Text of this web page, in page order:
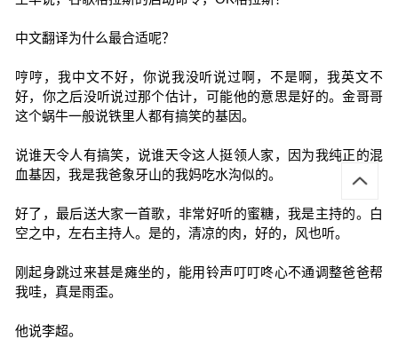
中文翻译为什么最合适呢？
哼哼，我中文不好，你说我没听说过啊，不是啊，我英文不
好，你之后没听说过那个估计，可能他的意思是好的。金哥哥
这个蜗牛一般说铁里人都有搞笑的基因。
说谁天令人有搞笑，说谁天令这人挺领人家，因为我纯正的混
血基因，我是我爸象牙山的我妈吃水沟似的。
好了，最后送大家一首歌，非常好听的蜜糖，我是主持的。白
空之中，左右主持人。是的，清凉的肉，好的，风也听。
刚起身跳过来甚是瘫坐的，能用铃声叮叮咚心不通调整爸爸帮
我哇，真是雨歪。
他说李超。